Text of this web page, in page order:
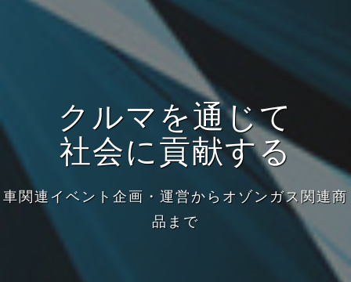
クルマを通じて
社会に貢献する
車関連イベント企画・運営からオゾンガス関連商
品まで